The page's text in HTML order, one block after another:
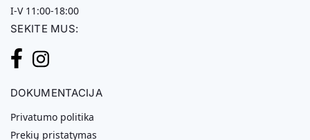
I-V 11:00-18:00
SEKITE MUS:
DOKUMENTACIJA
Privatumo politika
Prekių pristatymas